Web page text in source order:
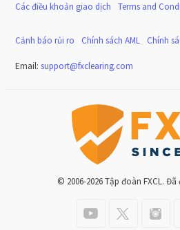
Các điều khoản giao dịch
Terms and
Cảnh báo rủi ro
Chính sách AML Chính
Email:support@fxclearing.com
© 2006-2026 Tập đoàn FXCL.